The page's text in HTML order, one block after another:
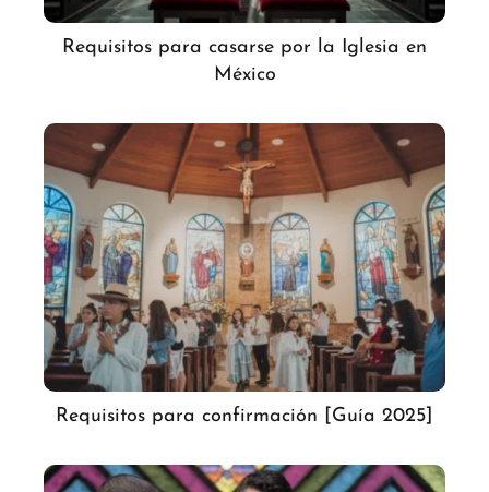
Requisitos para casarse por la Iglesia en
México
Requisitos para confirmación [Guía 2025]